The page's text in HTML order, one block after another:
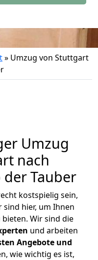
» Umzug von Stuttgart
Umzug
nach
Tauber
kostspielig sein,
sind hier, um Ihnen
bieten. Wir sind die
und arbeiten
Angebote und
wie wichtig es ist,